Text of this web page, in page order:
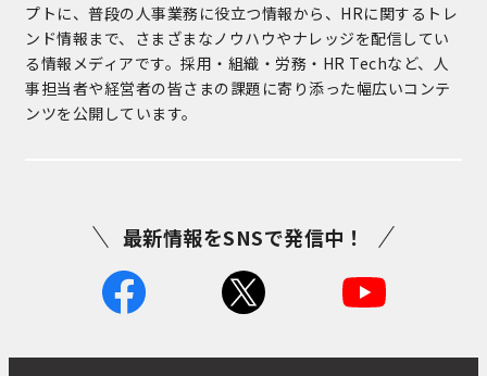
プトに、普段の人事業務に役立つ情報から、HRに関するトレ
ンド情報まで、さまざまなノウハウやナレッジを配信してい
る情報メディアです。採用・組織・労務・HR Techなど、人
事担当者や経営者の皆さまの課題に寄り添った幅広いコンテ
ンツを公開しています。
最新情報をSNSで発信中！